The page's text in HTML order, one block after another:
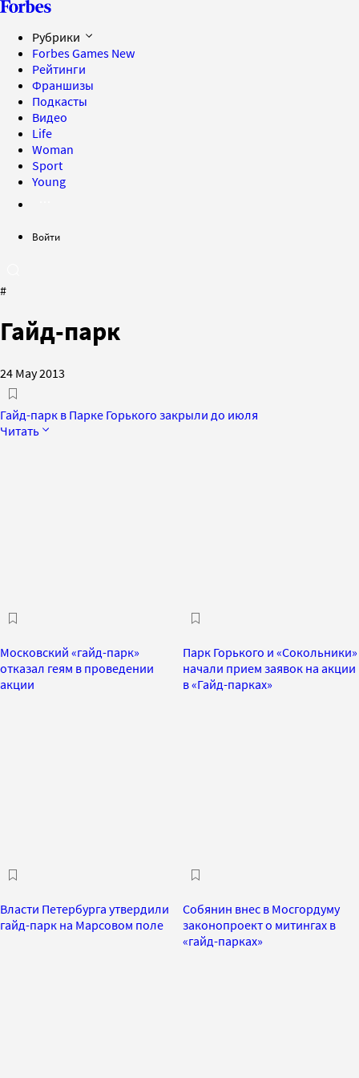
Рубрики
Forbes Games New
Рейтинги
Франшизы
Подкасты
Видео
Life
Woman
Sport
Young
Войти
#
Гайд-парк
24 May 2013
Гайд-парк в Парке Горького закрыли до июля
Читать
Московский «гайд-парк»
отказал геям в проведении
акции
Парк Горького и «Сокольники»
начали прием заявок на акции
в «Гайд-парках»
Власти Петербурга утвердили
гайд-парк на Марсовом поле
Собянин внес в Мосгордуму
законопроект о митингах в
«гайд-парках»